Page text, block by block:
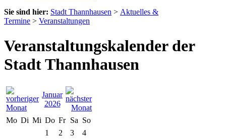
Sie sind hier: Stadt Thannhausen > Aktuelles &
Termine > Veranstaltungen
Veranstaltungskalender der
Stadt Thannhausen
Januar
2026
Mo Di Mi Do Fr Sa So
1
2 3
4